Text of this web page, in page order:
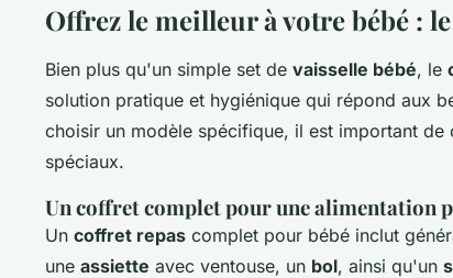
Offrez le meilleur à votre bébé :
Bien plus qu'un simple set de vaisselle bébé, le
solution pratique et hygiénique qui répond aux
choisir un modèle spécifique, il est important
spéciaux.
Un coffret complet pour une alimentation
Un coffret repas complet pour bébé inclut
une assiette avec ventouse, un bol, ainsi qu'un